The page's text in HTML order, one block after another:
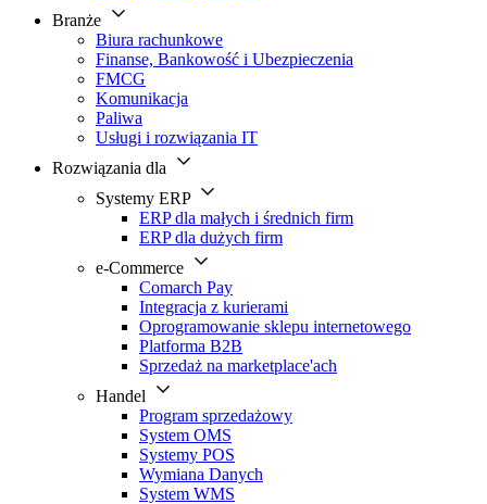
Branże
Biura rachunkowe
Finanse, Bankowość i Ubezpieczenia
FMCG
Komunikacja
Paliwa
Usługi i rozwiązania IT
Rozwiązania dla
Systemy ERP
ERP dla małych i średnich firm
ERP dla dużych firm
e-Commerce
Comarch Pay
Integracja z kurierami
Oprogramowanie sklepu internetowego
Platforma B2B
Sprzedaż na marketplace'ach
Handel
Program sprzedażowy
System OMS
Systemy POS
Wymiana Danych
System WMS